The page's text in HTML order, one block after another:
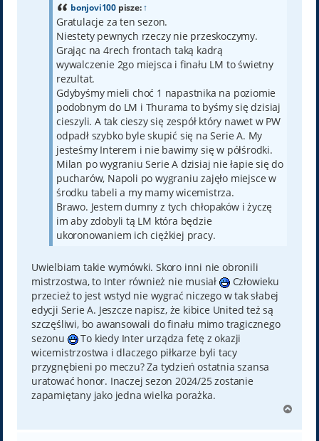
bonjovi100pisze:↑
Gratulacje za ten sezon.
Niestety pewnych rzeczy nie przeskoczymy.
Grając na 4rech frontach taką kadrą
wywalczenie 2go miejsca i finału LM to świetny
rezultat.
Gdybyśmy mieli choć 1 napastnika na poziomie
podobnym do LM i Thurama to byśmy się dzisiaj
cieszyli. A tak cieszy się zespół który nawet w PW
odpadł szybko byle skupić się na Serie A. My
jesteśmy Interem i nie bawimy się w półśrodki.
Milan po wygraniu Serie A dzisiaj nie łapie się do
pucharów, Napoli po wygraniu zajęło miejsce w
środku tabeli a my mamy wicemistrza.
Brawo. Jestem dumny z tych chłopaków i życzę
im aby zdobyli tą LM która będzie
ukoronowaniem ich ciężkiej pracy.
Uwielbiam takie wymówki. Skoro inni nie obronili
mistrzostwa, to Inter również nie musiał
Człowieku
przecież to jest wstyd nie wygrać niczego w tak słabej
edycji Serie A. Jeszcze napisz, że kibice United też są
szczęśliwi, bo awansowali do finału mimo tragicznego
sezonu
To kiedy Inter urządza fetę z okazji
wicemistrzostwa i dlaczego piłkarze byli tacy
przygnębieni po meczu? Za tydzień ostatnia szansa
uratować honor. Inaczej sezon 2024/25 zostanie
zapamiętany jako jedna wielka porażka.
g